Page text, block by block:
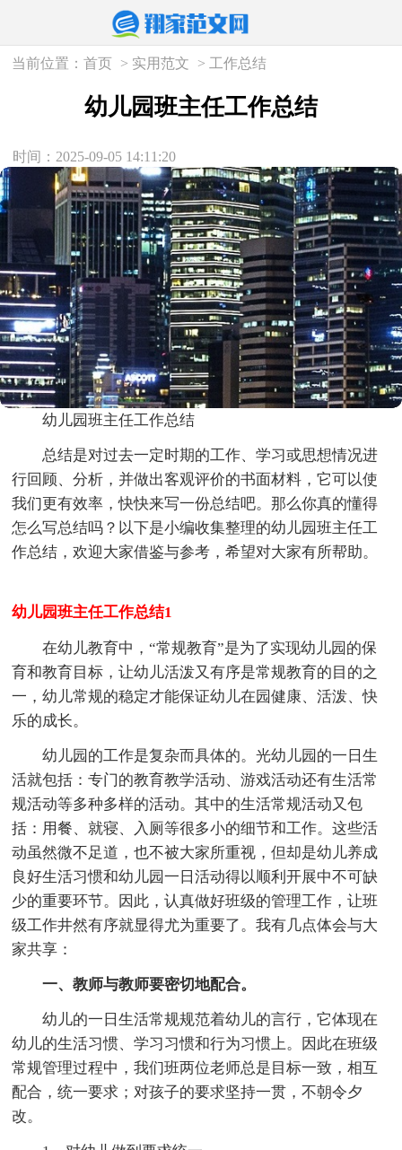
当前位置：首页 > 实用范文 > 工作总结
幼儿园班主任工作总结
时间：2025-09-05 14:11:20
幼儿园班主任工作总结
总结是对过去一定时期的工作、学习或思想情况进
行回顾、分析，并做出客观评价的书面材料，它可以使
我们更有效率，快快来写一份总结吧。那么你真的懂得
怎么写总结吗？以下是小编收集整理的幼儿园班主任工
作总结，欢迎大家借鉴与参考，希望对大家有所帮助。
幼儿园班主任工作总结1
在幼儿教育中，“常规教育”是为了实现幼儿园的保
育和教育目标，让幼儿活泼又有序是常规教育的目的之
一，幼儿常规的稳定才能保证幼儿在园健康、活泼、快
乐的成长。
幼儿园的工作是复杂而具体的。光幼儿园的一日生
活就包括：专门的教育教学活动、游戏活动还有生活常
规活动等多种多样的活动。其中的生活常规活动又包
括：用餐、就寝、入厕等很多小的细节和工作。这些活
动虽然微不足道，也不被大家所重视，但却是幼儿养成
良好生活习惯和幼儿园一日活动得以顺利开展中不可缺
少的重要环节。因此，认真做好班级的管理工作，让班
级工作井然有序就显得尤为重要了。我有几点体会与大
家共享：
一、教师与教师要密切地配合。
幼儿的一日生活常规规范着幼儿的言行，它体现在
幼儿的生活习惯、学习习惯和行为习惯上。因此在班级
常规管理过程中，我们班两位老师总是目标一致，相互
配合，统一要求；对孩子的要求坚持一贯，不朝令夕
改。